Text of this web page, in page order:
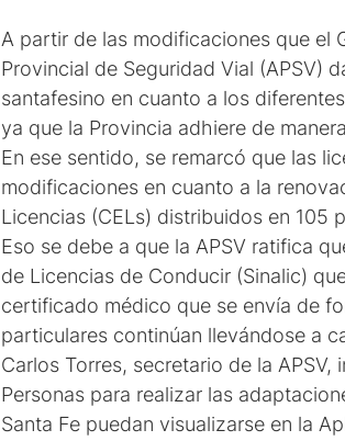
A partir de las modificaciones que el
Provincial de Seguridad Vial (APSV)
santafesino en cuanto a los
ya que la Provincia adhiere de
En ese sentido, se remarcó que las
modificaciones en cuanto a la
Licencias (CELs) distribuidos en 105
Eso se debe a que la APSV ratifica
de Licencias de Conducir (Sinalic)
certificado médico que se envía de
particulares continúan llevándose a
Carlos Torres, secretario de la
Personas para realizar las
Santa Fe puedan visualizarse en la